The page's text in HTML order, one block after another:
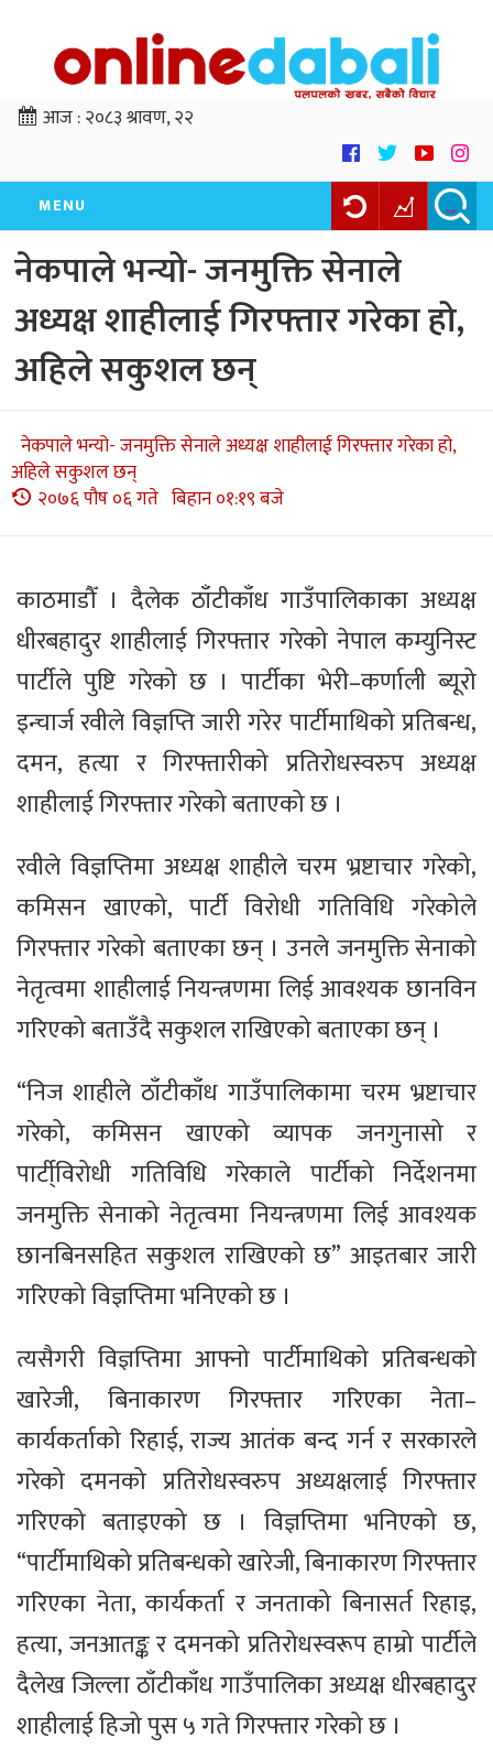
आज :२०८३ श्रावण, २२
MENU
नेकपाले भन्यो- जनमुक्ति सेनाले
अध्यक्ष शाहीलाई गिरफ्तार गरेका हो,
अहिले सकुशल छन्
नेकपाले भन्यो- जनमुक्ति सेनाले अध्यक्ष शाहीलाई गिरफ्तार गरेका हो,
अहिले सकुशल छन्
२०७६ पौष ०६ गते बिहान ०१:१९ बजे
काठमाडौँ । दैलेक ठाँटीकाँध गाउँपालिकाका अध्यक्ष
धीरबहादुर शाहीलाई गिरफ्तार गरेको नेपाल कम्युनिस्ट
पार्टीले पुष्टि गरेको छ । पार्टीका भेरी–कर्णाली ब्यूरो
इन्चार्ज रवीले विज्ञप्ति जारी गरेर पार्टीमाथिको प्रतिबन्ध,
दमन, हत्या र गिरफ्तारीको प्रतिरोधस्वरुप अध्यक्ष
शाहीलाई गिरफ्तार गरेको बताएको छ ।
रवीले विज्ञप्तिमा अध्यक्ष शाहीले चरम भ्रष्टाचार गरेको,
कमिसन खाएको, पार्टी विरोधी गतिविधि गरेकोले
गिरफ्तार गरेको बताएका छन् । उनले जनमुक्ति सेनाको
नेतृत्वमा शाहीलाई नियन्त्रणमा लिई आवश्यक छानविन
गरिएको बताउँदै सकुशल राखिएको बताएका छन् ।
“निज शाहीले ठाँटीकाँध गाउँपालिकामा चरम भ्रष्टाचार
गरेको, कमिसन खाएको व्यापक जनगुनासो र
पार्टी्विरोधी गतिविधि गरेकाले पार्टीको निर्देशनमा
जनमुक्ति सेनाको नेतृत्वमा नियन्त्रणमा लिई आवश्यक
छानबिनसहित सकुशल राखिएको छ” आइतबार जारी
गरिएको विज्ञप्तिमा भनिएको छ ।
त्यसैगरी विज्ञप्तिमा आफ्नो पार्टीमाथिको प्रतिबन्धको
खारेजी, बिनाकारण गिरफ्तार गरिएका नेता–
कार्यकर्ताको रिहाई, राज्य आतंक बन्द गर्न र सरकारले
गरेको दमनको प्रतिरोधस्वरुप अध्यक्षलाई गिरफ्तार
गरिएको बताइएको छ । विज्ञप्तिमा भनिएको छ,
“पार्टीमाथिको प्रतिबन्धको खारेजी, बिनाकारण गिरफ्तार
गरिएका नेता, कार्यकर्ता र जनताको बिनासर्त रिहाइ,
हत्या, जनआतङ्क र दमनको प्रतिरोधस्वरूप हाम्रो पार्टीले
दैलेख जिल्ला ठाँटीकाँध गाउँपालिका अध्यक्ष धीरबहादुर
शाहीलाई हिजो पुस ५ गते गिरफ्तार गरेको छ ।